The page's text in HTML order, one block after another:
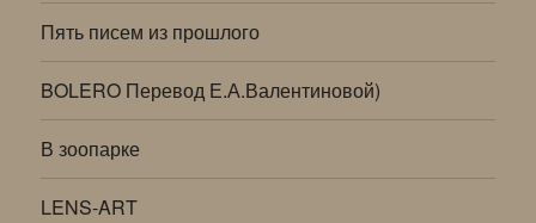
Пять писем из прошлого
BOLERO Перевод Е.А.Валентиновой)
В зоопарке
LENS-ART